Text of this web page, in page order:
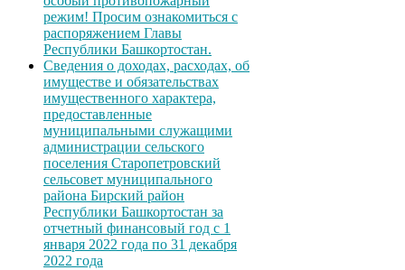
режим! Просим ознакомиться с
распоряжением Главы
Республики Башкортостан.
Сведения о доходах, расходах, об
имуществе и обязательствах
имущественного характера,
предоставленные
муниципальными служащими
администрации сельского
поселения Старопетровский
сельсовет муниципального
района Бирский район
Республики Башкортостан за
отчетный финансовый год с 1
января 2022 года по 31 декабря
2022 года